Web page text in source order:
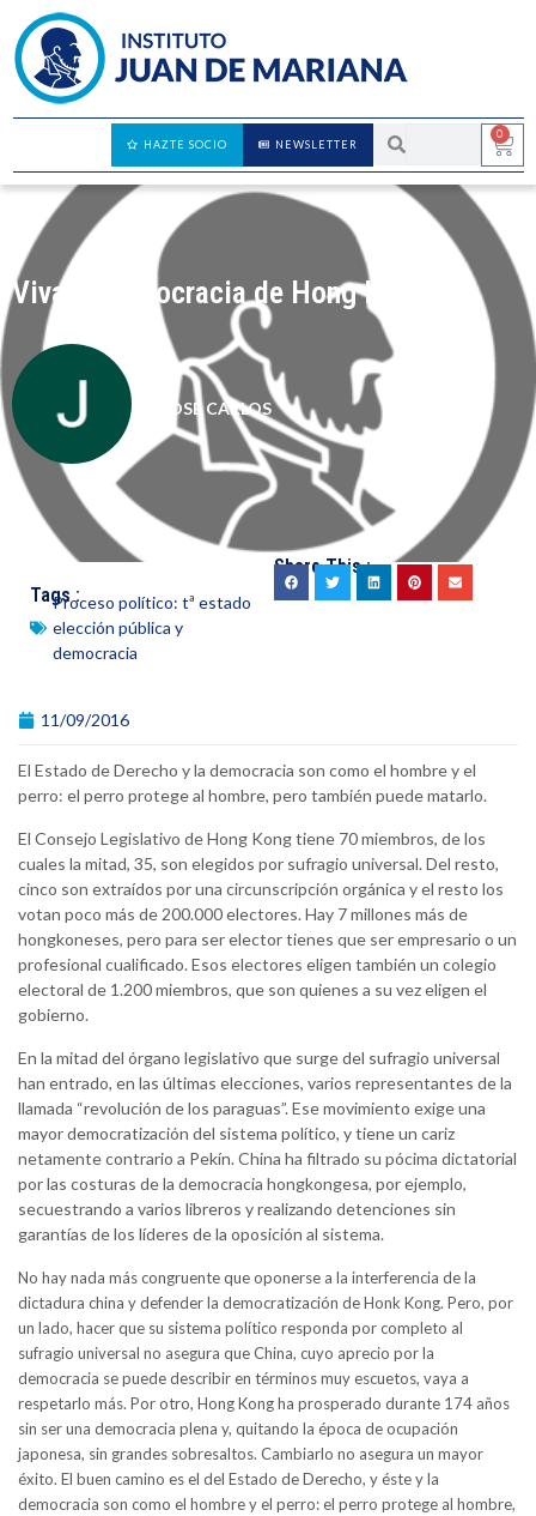
0
NEWSLETTER
HAZTE SOCIO
Viva la democracia de Hong Kong
JOSÉ CARLOS
Tags :Proceso político: tª estado
elección pública y
democracia
Share This :
11/09/2016
El Estado de Derecho y la democracia son como el hombre y el
perro: el perro protege al hombre, pero también puede matarlo.
El Consejo Legislativo de Hong Kong tiene 70 miembros, de los
cuales la mitad, 35, son elegidos por sufragio universal. Del resto,
cinco son extraídos por una circunscripción orgánica y el resto los
votan poco más de 200.000 electores. Hay 7 millones más de
hongkoneses, pero para ser elector tienes que ser empresario o un
profesional cualificado. Esos electores eligen también un colegio
electoral de 1.200 miembros, que son quienes a su vez eligen el
gobierno.
En la mitad del órgano legislativo que surge del sufragio universal
han entrado, en las últimas elecciones, varios representantes de la
llamada “revolución de los paraguas”. Ese movimiento exige una
mayor democratización del sistema político, y tiene un cariz
netamente contrario a Pekín. China ha filtrado su pócima dictatorial
por las costuras de la democracia hongkongesa, por ejemplo,
secuestrando a varios libreros y realizando detenciones sin
garantías de los líderes de la oposición al sistema.
No hay nada más congruente que oponerse a la interferencia de la
dictadura china y defender la democratización de Honk Kong. Pero, por
un lado, hacer que su sistema político responda por completo al
sufragio universal no asegura que China, cuyo aprecio por la
democracia se puede describir en términos muy escuetos, vaya a
respetarlo más. Por otro, Hong Kong ha prosperado durante 174 años
sin ser una democracia plena y, quitando la época de ocupación
japonesa, sin grandes sobresaltos. Cambiarlo no asegura un mayor
éxito. El buen camino es el del Estado de Derecho, y éste y la
democracia son como el hombre y el perro: el perro protege al hombre,